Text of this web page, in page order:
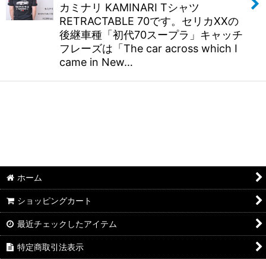
カミナリ KAMINARI Tシャツ
RETRACTABLE 70です。セリカXXの
後継車種「初代70スープラ」キャッチ
フレーズは「The car across which I
came in New…
ホーム
ショッピングカート
最近チェックしたアイテム
特定商取引法表示